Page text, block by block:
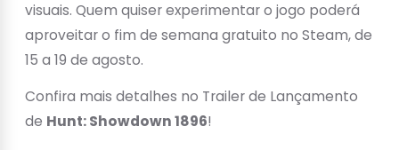
visuais. Quem quiser experimentar o jogo poderá
aproveitar o fim de semana gratuito no Steam, de
15 a 19 de agosto.
Confira mais detalhes no Trailer de Lançamento
de Hunt: Showdown 1896!